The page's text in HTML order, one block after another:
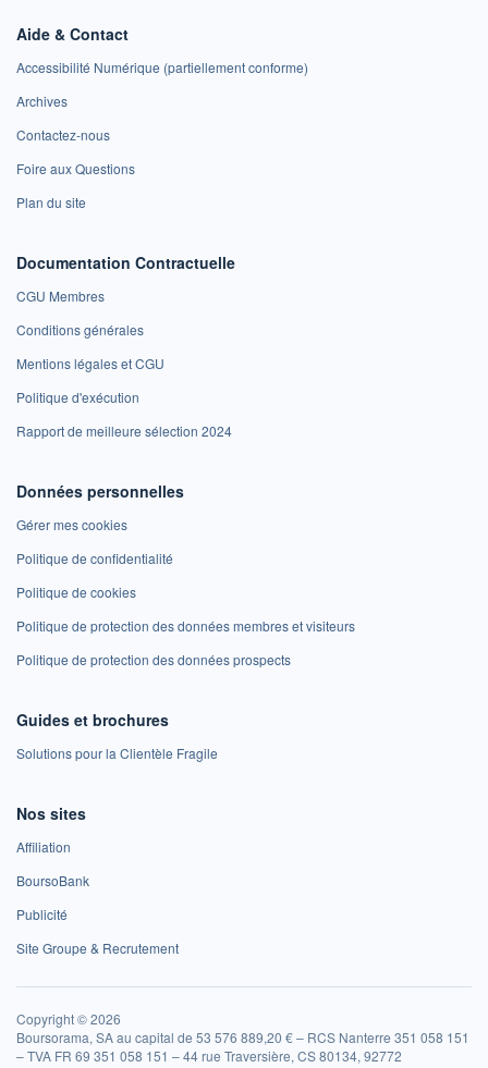
Aide & Contact
Accessibilité Numérique (partiellement conforme)
Archives
Contactez-nous
Foire aux Questions
Plan du site
Documentation Contractuelle
CGU Membres
Conditions générales
Mentions légales et CGU
Politique d'exécution
Rapport de meilleure sélection 2024
Données personnelles
Gérer mes cookies
Politique de confidentialité
Politique de cookies
Politique de protection des données membres et visiteurs
Politique de protection des données prospects
Guides et brochures
Solutions pour la Clientèle Fragile
Nos sites
Affiliation
BoursoBank
Publicité
Site Groupe & Recrutement
Copyright © 2026
Boursorama, SA au capital de 53 576 889,20 € – RCS Nanterre 351 058 151
– TVA FR 69 351 058 151 – 44 rue Traversière, CS 80134, 92772